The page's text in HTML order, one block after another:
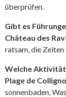
überprüfen.
Gibt es
Château des
ratsam, die
Welche
Plage de
sonnenbaden,